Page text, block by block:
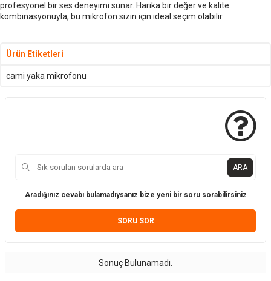
profesyonel bir ses deneyimi sunar. Harika bir değer ve kalite
kombinasyonuyla, bu mikrofon sizin için ideal seçim olabilir.
Ürün Etiketleri
cami yaka mikrofonu
ARA
Aradığınız cevabı bulamadıysanız bize yeni bir soru sorabilirsiniz
SORU SOR
Sonuç Bulunamadı.